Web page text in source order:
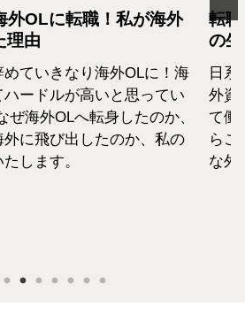
外OLに転職！私が海外
理由
めていきなり海外OLに！海
ードルが高いと思ってい
ぜ海外OLへ転身したのか、
外に飛び出したのか、私の
します。
転
の
日
外資
て働
らこ
な外